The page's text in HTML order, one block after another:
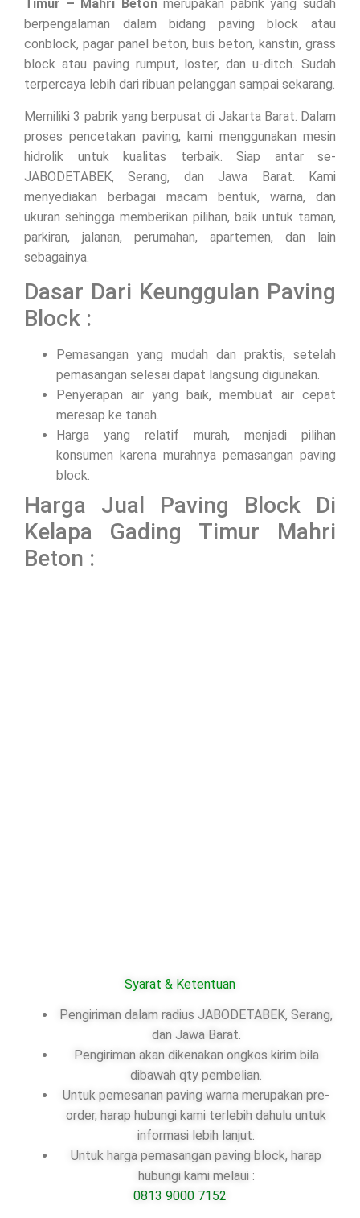
Timur – Mahri Betonmerupakan pabrik yang sudah
berpengalaman dalam bidang paving block atau
conblock, pagar panel beton, buis beton, kanstin, grass
block atau paving rumput, loster, dan u-ditch. Sudah
terpercaya lebih dari ribuan pelanggan sampai sekarang.
Memiliki 3 pabrik yang berpusat di Jakarta Barat. Dalam
proses pencetakan paving, kami menggunakan mesin
hidrolik untuk kualitas terbaik. Siap antar se-
JABODETABEK, Serang, dan Jawa Barat. Kami
menyediakan berbagai macam bentuk, warna, dan
ukuran sehingga memberikan pilihan, baik untuk taman,
parkiran, jalanan, perumahan, apartemen, dan lain
sebagainya.
Dasar Dari Keunggulan Paving
Block :
Pemasangan yang mudah dan praktis, setelah
pemasangan selesai dapat langsung digunakan.
Penyerapan air yang baik, membuat air cepat
meresap ke tanah.
Harga yang relatif murah, menjadi pilihan
konsumen karena murahnya pemasangan paving
block.
Harga Jual Paving Block Di
Kelapa Gading Timur Mahri
Beton :
Syarat & Ketentuan
Pengiriman dalam radius JABODETABEK, Serang,
dan Jawa Barat.
Pengiriman akan dikenakan ongkos kirim bila
dibawah qty pembelian.
Untuk pemesanan paving warna merupakan pre-
order, harap hubungi kami terlebih dahulu untuk
informasi lebih lanjut.
Untuk harga pemasangan paving block, harap
hubungi kami melaui :
0813 9000 7152